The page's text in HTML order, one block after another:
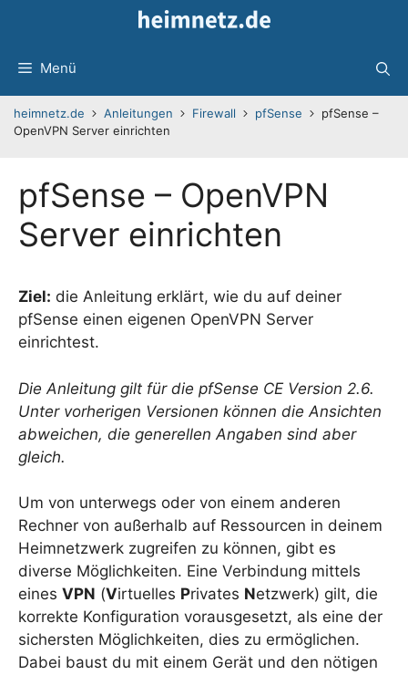
Menü
heimnetz.de Anleitungen Firewall pfSense
pfSense –
OpenVPN Server einrichten
pfSense – OpenVPN
Server einrichten
Ziel: die Anleitung erklärt, wie du auf deiner
pfSense einen eigenen OpenVPN Server
einrichtest.
Die Anleitung gilt für die pfSense CE Version 2.6.
Unter vorherigen Versionen können die Ansichten
abweichen, die generellen Angaben sind aber
gleich.
Um von unterwegs oder von einem anderen
Rechner von außerhalb auf Ressourcen in deinem
Heimnetzwerk zugreifen zu können, gibt es
diverse Möglichkeiten. Eine Verbindung mittels
eines VPN (Virtuelles Privates Netzwerk) gilt, die
korrekte Konfiguration vorausgesetzt, als eine der
sichersten Möglichkeiten, dies zu ermöglichen.
Dabei baust du mit einem Gerät und den nötigen